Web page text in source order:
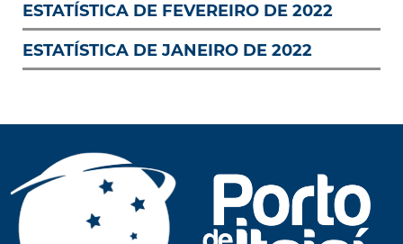
ESTATÍSTICA DE FEVEREIRO DE 2022
ESTATÍSTICA DE JANEIRO DE 2022